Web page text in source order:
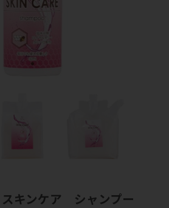
スキンケア シャンプー